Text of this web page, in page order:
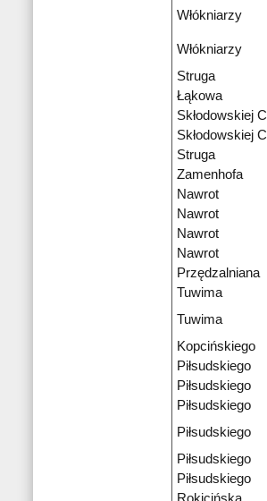
Włókniarzy
Włókniarzy
Struga
Łąkowa
Skłodowskiej
Skłodowskiej
Struga
Zamenhofa
Nawrot
Nawrot
Nawrot
Nawrot
Przędzalniana
Tuwima
Tuwima
Kopcińskiego
Piłsudskiego
Piłsudskiego
Piłsudskiego
Piłsudskiego
Piłsudskiego
Piłsudskiego